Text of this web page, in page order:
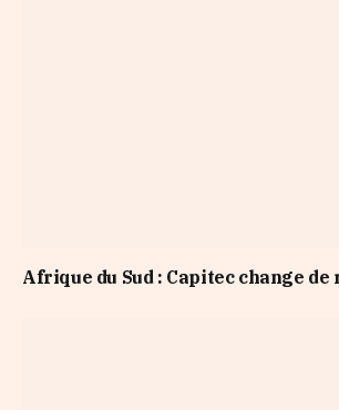
Afrique du Sud : Capitec change